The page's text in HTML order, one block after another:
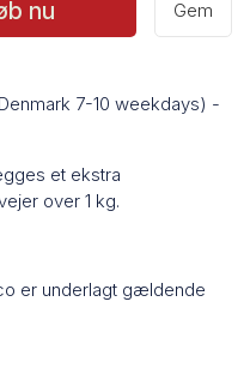
nu Gem
7-10 weekdays) -
et ekstra
over 1 kg.
er underlagt gældende